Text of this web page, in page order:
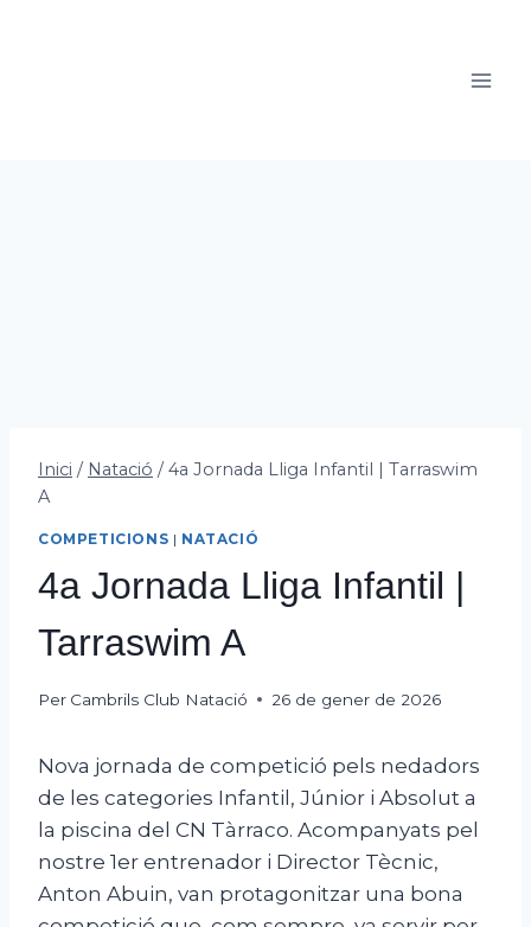
Inici / Natació / 4a Jornada Lliga Infantil | Tarraswim
A
COMPETICIONS | NATACIÓ
4a Jornada Lliga Infantil |
Tarraswim A
Per Cambrils Club Natació 26 de gener de 2026
Nova jornada de competició pels nedadors
de les categories Infantil, Júnior i Absolut a
la piscina del CN Tàrraco. Acompanyats pel
nostre 1er entrenador i Director Tècnic,
Anton Abuin, van protagonitzar una bona